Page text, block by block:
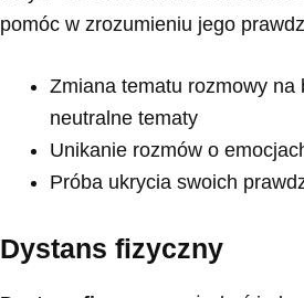
pomóc w zrozumieniu jego
Zmiana tematu rozmowy na
neutralne tematy
Unikanie rozmów o
Próba ukrycia swoich
Dystans fizyczny